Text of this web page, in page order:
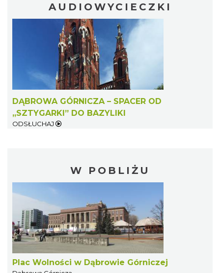
AUDIOWYCIECZKI
DĄBROWA GÓRNICZA – SPACER OD
„SZTYGARKI” DO BAZYLIKI
ODSŁUCHAJ
W POBLIŻU
Plac Wolności w Dąbrowie Górniczej